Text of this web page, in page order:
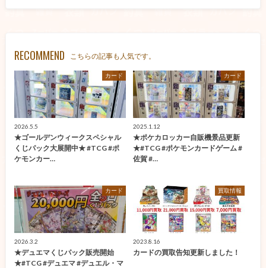
RECOMMEND こちらの記事も人気です。
カード
2026.5.5
★ゴールデンウィークスペシャル
くじパック大展開中★ #TCG #ポ
ケモンカー…
カード
2025.1.12
★ポケカロッカー自販機景品更新
★#TCG #ポケモンカードゲーム #
佐賀 #…
カード
2026.3.2
★デュエマくじパック販売開始
★#TCG #デュエマ #デュエル・マ
買取情報
2023.8.16
カードの買取告知更新しました！